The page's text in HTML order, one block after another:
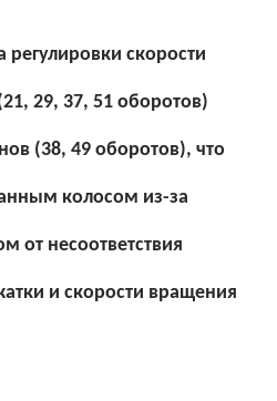
скорости
29, 37, 51 оборотов)
(38, 49 оборотов), что
колосом из-за
от несоответствия
и скорости вращения